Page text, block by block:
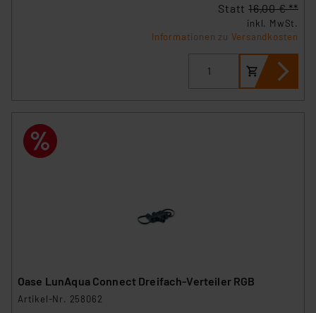
Statt 16,00 € **
inkl. MwSt.
Informationen zu Versandkosten
Oase LunAqua Connect Dreifach-Verteiler RGB
Artikel-Nr. 258062